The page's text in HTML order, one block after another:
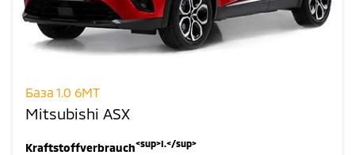
База 1.0 6MT
Mitsubishi ASX
Kraftstoffverbrauch<sup>I.</sup>